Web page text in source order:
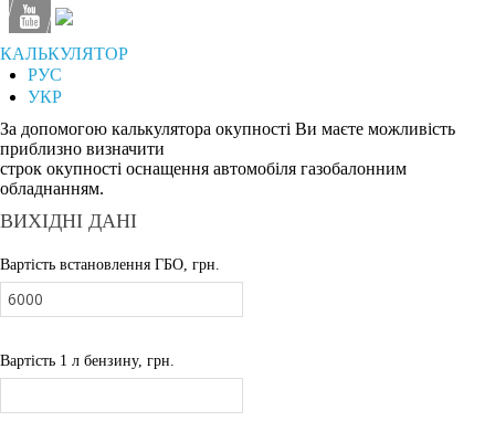
КАЛЬКУЛЯТОР
РУС
УКР
За допомогою калькулятора окупності Ви маєте можливість
приблизно визначити
строк окупності оснащення автомобіля газобалонним
обладнанням.
ВИХІДНІ ДАНІ
Вартість встановлення ГБО, грн.
Вартість 1 л бензину, грн.